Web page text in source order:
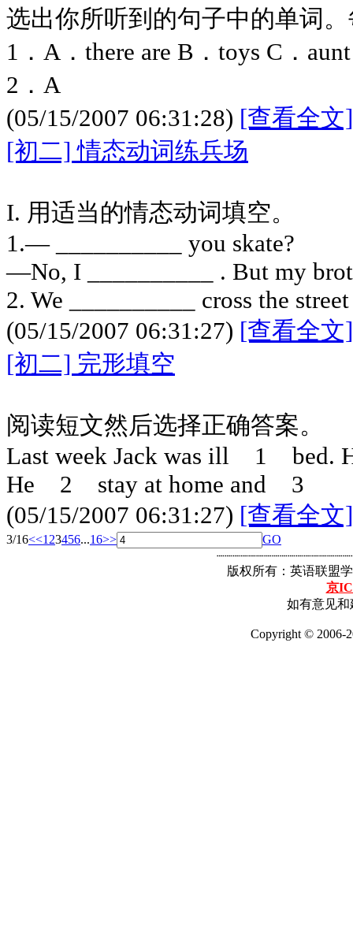
选出你所听到的句子中的单词
1．A．there are B．toys C．
2．A
(05/15/2007 06:31:28) [查看全文]
[初二] 情态动词练兵场
I. 用适当的情态动词填空。
1.— __________ you skate?
—No, I __________ . But my
2. We __________ cross the
(05/15/2007 06:31:27) [查看全文]
[初二] 完形填空
阅读短文然后选择正确答案。
Last week Jack was ill 1 bed.
He 2 stay at home and 3
(05/15/2007 06:31:27) [查看全文]
3/16<<1 23456...16>>
GO
版权所有：英语联盟
京
如有意见和
Copyright © 2006-